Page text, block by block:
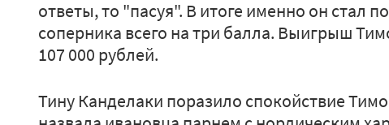
ответы, то "пасуя". В итоге именно он стал
соперника всего на три балла. Выигрыш
107 000 рублей.
Тину Канделаки поразило спокойствие